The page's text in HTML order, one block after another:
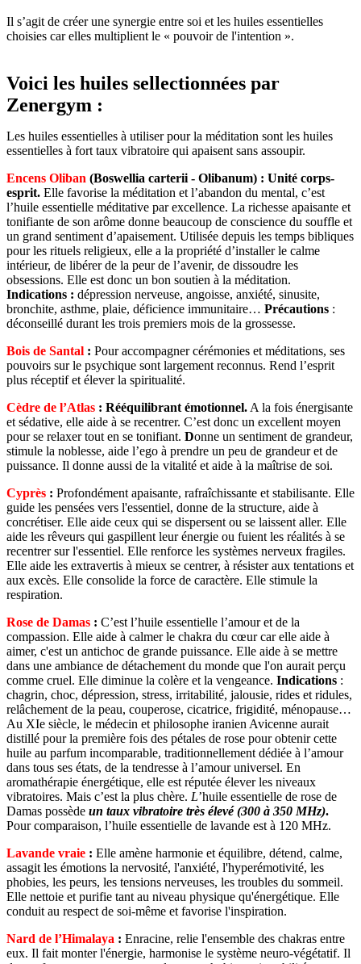
Il s’agit de créer une synergie entre soi et les huiles essentielles
choisies car elles multiplient le « pouvoir de l'intention ».
Voici les huiles sellectionnées par
Zenergym :
Les huiles essentielles à utiliser pour la méditation sont les huiles
essentielles à fort taux vibratoire qui apaisent sans assoupir.
Encens Oliban (Boswellia carterii - Olibanum) : Unité corps-
esprit. Elle favorise la méditation et l’abandon du mental, c’est
l’huile essentielle méditative par excellence. La richesse apaisante et
tonifiante de son arôme donne beaucoup de conscience du souffle et
un grand sentiment d’apaisement. Utilisée depuis les temps bibliques
pour les rituels religieux, elle a la propriété d’installer le calme
intérieur, de libérer de la peur de l’avenir, de dissoudre les
obsessions. Elle est donc un bon soutien à la méditation.
Indications : dépression nerveuse, angoisse, anxiété, sinusite,
bronchite, asthme, plaie, déficience immunitaire… Précautions :
déconseillé durant les trois premiers mois de la grossesse.
Bois de Santal : Pour accompagner cérémonies et méditations, ses
pouvoirs sur le psychique sont largement reconnus. Rend l’esprit
plus réceptif et élever la spiritualité.
Cèdre de l’Atlas : Rééquilibrant émotionnel. A la fois énergisante
et sédative, elle aide à se recentrer. C’est donc un excellent moyen
pour se relaxer tout en se tonifiant. Donne un sentiment de grandeur,
stimule la noblesse, aide l’ego à prendre un peu de grandeur et de
puissance. Il donne aussi de la vitalité et aide à la maîtrise de soi.
Cyprès : Profondément apaisante, rafraîchissante et stabilisante. Elle
guide les pensées vers l'essentiel, donne de la structure, aide à
concrétiser. Elle aide ceux qui se dispersent ou se laissent aller. Elle
aide les rêveurs qui gaspillent leur énergie ou fuient les réalités à se
recentrer sur l'essentiel. Elle renforce les systèmes nerveux fragiles.
Elle aide les extravertis à mieux se centrer, à résister aux tentations et
aux excès. Elle consolide la force de caractère. Elle stimule la
respiration.
Rose de Damas : C’est l’huile essentielle l’amour et de la
compassion. Elle aide à calmer le chakra du cœur car elle aide à
aimer, c'est un antichoc de grande puissance. Elle aide à se mettre
dans une ambiance de détachement du monde que l'on aurait perçu
comme cruel. Elle diminue la colère et la vengeance. Indications :
chagrin, choc, dépression, stress, irritabilité, jalousie, rides et ridules,
relâchement de la peau, couperose, cicatrice, frigidité, ménopause…
Au XIe siècle, le médecin et philosophe iranien Avicenne aurait
distillé pour la première fois des pétales de rose pour obtenir cette
huile au parfum incomparable, traditionnellement dédiée à l’amour
dans tous ses états, de la tendresse à l’amour universel. En
aromathérapie énergétique, elle est réputée élever les niveaux
vibratoires. Mais c’est la plus chère. L’huile essentielle de rose de
Damas possède un taux vibratoire très élevé (300 à 350 MHz).
Pour comparaison, l’huile essentielle de lavande est à 120 MHz.
Lavande vraie : Elle amène harmonie et équilibre, détend, calme,
assagit les émotions la nervosité, l'anxiété, l'hyperémotivité, les
phobies, les peurs, les tensions nerveuses, les troubles du sommeil.
Elle nettoie et purifie tant au niveau physique qu'énergétique. Elle
conduit au respect de soi-même et favorise l'inspiration.
Nard de l’Himalaya : Enracine, relie l'ensemble des chakras entre
eux. Il fait monter l'énergie, harmonise le système neuro-végétatif. Il